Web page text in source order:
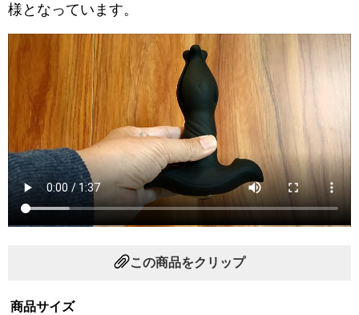
様となっています。
この商品をクリップ
商品サイズ